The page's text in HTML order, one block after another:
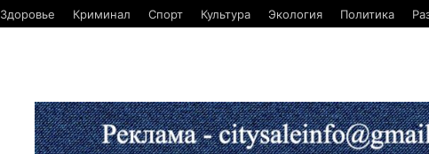
Здоровье Криминал Спорт Культура Экология Политика